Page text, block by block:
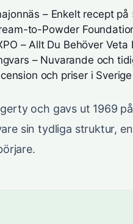
– Enkelt recept på
to-Powder
– Allt Du Behöver Veta
– Nuvarande och
och priser i Sverige
och gavs ut 1969
sin tydliga struktur,